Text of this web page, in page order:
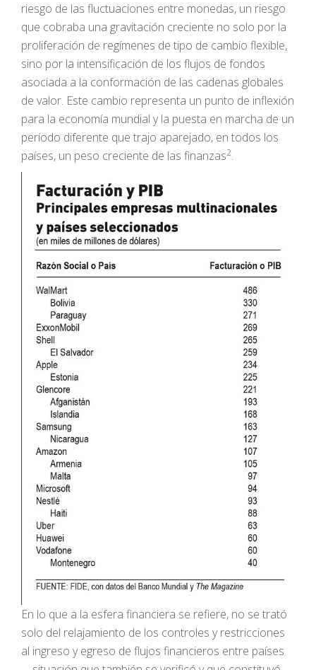
riesgo de las fluctuaciones entre monedas, un riesgo
que cobraba una gravitación creciente no solo por la
proliferación de regímenes de tipo de cambio flexible,
sino por la intensificación de los flujos de fondos
asociada a la conformación de las cadenas globales
de valor. Este cambio representa un punto de inflexión
para la economía mundial y la puesta en marcha de un
período diferente que trajo aparejado, en todos los
países, un peso creciente de las finanzas2.
En lo que a la esfera financiera se refiere, no se trató
solo del relajamiento de los controles y restricciones
al ingreso y egreso de flujos financieros entre países